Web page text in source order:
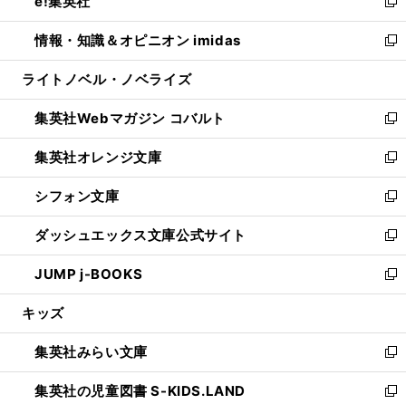
開
く
ウ
で
開
ィ
ン
ド
ウ
開
く
い
ウ
ィ
ン
ウ
で
開
く
新
し
い
ウ
ン
ド
ウ
で
開
く
情報・知識＆オピニオン imidas
新
し
ウ
ィ
ン
ド
ウ
で
開
く
ライトノベル・ノベライズ
集英社Webマガジン コバルト
新
し
い
ウ
ィ
ン
ド
ウ
で
開
集英社オレンジ文庫
新
し
い
ウ
ィ
ン
ド
ウ
開
く
シフォン文庫
新
し
い
ウ
ィ
ン
ウ
で
開
く
ダッシュエックス文庫公式サイト
新
し
い
ウ
ン
ド
ウ
で
JUMP j-BOOKS
新
し
ウ
ィ
ン
ド
キッズ
集英社みらい文庫
新
し
い
集英社の児童図書 S-KIDS.LAND
新